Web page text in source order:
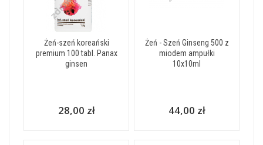
Żeń-szeń koreański
premium 100 tabl. Panax
ginsen
28,00 zł
Żeń - Szeń Ginseng 500 z
miodem ampułki
10x10ml
44,00 zł